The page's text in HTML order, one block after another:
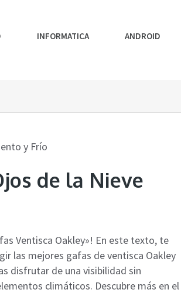
INFORMATICA ANDROID
de la Nieve
Ventisca Oakley»! En este texto, te
las mejores gafas de ventisca Oakley
disfrutar de una visibilidad sin
climáticos. Descubre más en el